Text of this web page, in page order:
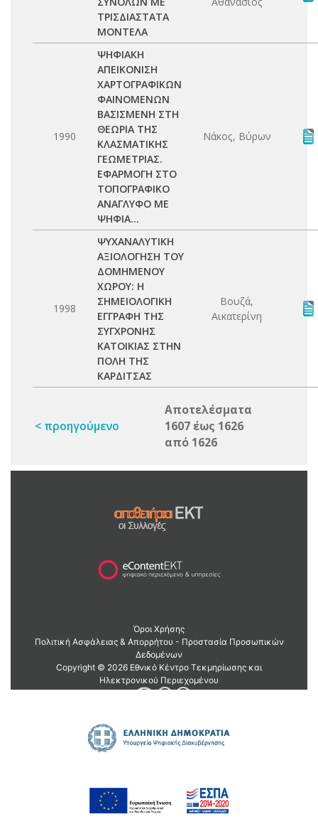
ΤΡΙΣΔΙΑΣΤΑΤΑ
ΜΟΝΤΕΛΑ
1990
ΨΗΦΙΑΚΗ
ΑΠΕΙΚΟΝΙΣΗ
ΧΑΡΤΟΓΡΑΦΙΚΩΝ
ΦΑΙΝΟΜΕΝΩΝ
ΒΑΣΙΣΜΕΝΗ ΣΤΗ
ΘΕΩΡΙΑ ΤΗΣ
ΚΛΑΣΜΑΤΙΚΗΣ
ΓΕΩΜΕΤΡΙΑΣ.
ΕΦΑΡΜΟΓΗ ΣΤΟ
ΤΟΠΟΓΡΑΦΙΚΟ
ΑΝΑΓΛΥΦΟ ΜΕ
ΨΗΦΙΑ...
Νάκος, Βύρων
1998
ΨΥΧΑΝΑΛΥΤΙΚΗ
ΑΞΙΟΛΟΓΗΣΗ ΤΟΥ
ΔΟΜΗΜΕΝΟΥ
ΧΩΡΟΥ: Η
ΣΗΜΕΙΟΛΟΓΙΚΗ
ΕΓΓΡΑΦΗ ΤΗΣ
ΣΥΓΧΡΟΝΗΣ
ΚΑΤΟΙΚΙΑΣ ΣΤΗΝ
ΠΟΛΗ ΤΗΣ
ΚΑΡΔΙΤΣΑΣ
Βουζά,
Αικατερίνη
< προηγούμενο
Αποτελέσματα
1607 έως 1626
από 1626